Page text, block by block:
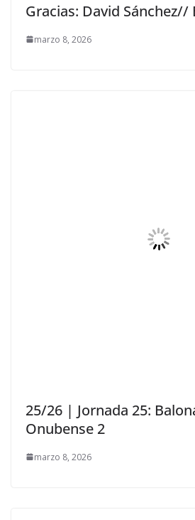
Gracias: David Sánchez//
marzo 8, 2026
25/26 | Jornada 25:
Onubense 2
marzo 8, 2026